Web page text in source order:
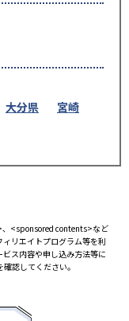
大分県
宮崎
、<sponsored contents>など
リエイトプログラム等を利
ス内容や申し込み方法等に
認してください。